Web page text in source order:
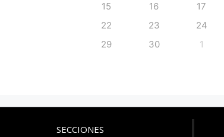
15
16 17
22
23 24
29
30 1
SECCIONES